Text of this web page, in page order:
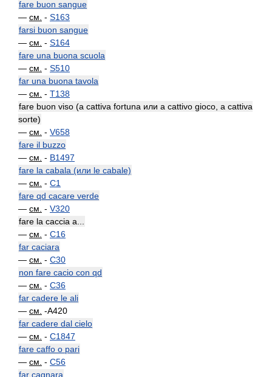
fare buon sangue
— см. - S163
farsi buon sangue
— см. - S164
fare una buona scuola
— см. - S510
far una buona tavola
— см. - T138
fare buon viso (a cattiva fortuna или a cattivo gioco, a cattiva
sorte)
— см. - V658
fare il buzzo
— см. - B1497
fare la cabala (или le cabale)
— см. - C1
fare qd cacare verde
— см. - V320
fare la caccia a...
— см. - C16
far caciara
— см. - C30
non fare cacio con qd
— см. - C36
far cadere le ali
— см. -A420
far cadere dal cielo
— см. - C1847
fare caffo o pari
— см. - C56
far cagnara